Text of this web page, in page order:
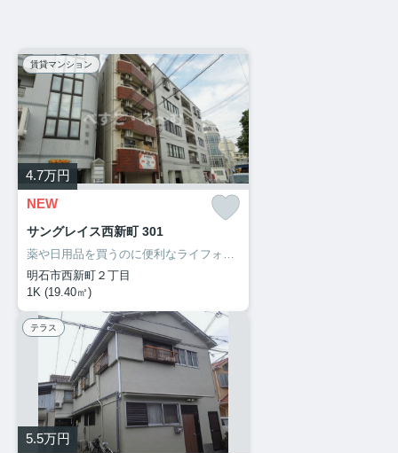
賃貸マンション
4.7万円
NEW
サングレイス西新町 301
薬や日用品を買うのに便利なライフォート明石新明店まで488mです。室内設備はエアコン・ネット使用料不要・BSなどが揃っているので、快適に過ごしやすいお部屋になります。魅力も多い賃貸物件はいかがでしょうか。明石市での暮らしを、サポートホームサービスからスタートさせましょう。お電話でのご連絡なら078-913-0002からどうぞ。お待ちしてます。
明石市西新町２丁目
1K (19.40㎡)
テラス
5.5万円